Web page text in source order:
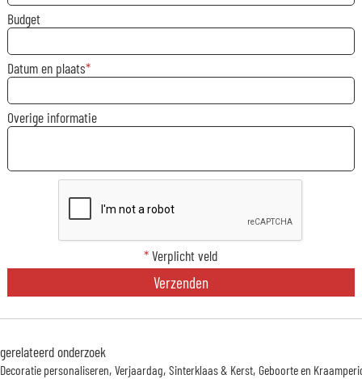
Budget
Datum en plaats
Overige informatie
*Verplicht veld
Verzenden
gerelateerd onderzoek
Decoratie personaliseren Verjaardag Sinterklaas & Kerst Geboorte en